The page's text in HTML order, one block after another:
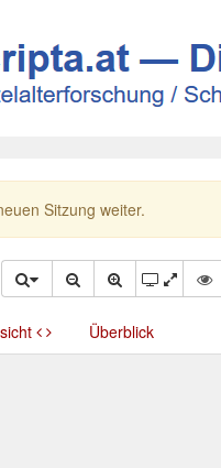
Sitzung weiter.
Überblick